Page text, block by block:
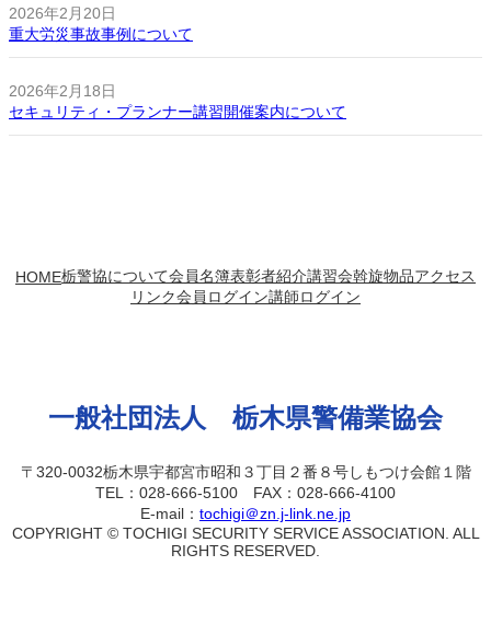
2026年2月20日
重大労災事故事例について
2026年2月18日
セキュリティ・プランナー講習開催案内について
HOME栃警協について会員名簿表彰者紹介講習会斡旋物品アクセス
リンク会員ログイン講師ログイン
一般社団法人 栃木県警備業協会
〒320-0032栃木県宇都宮市昭和３丁目２番８号しもつけ会館１階
TEL：028-666-5100 FAX：028-666-4100
E-mail： tochigi＠zn.j-link.ne.jp
COPYRIGHT © TOCHIGI SECURITY SERVICE ASSOCIATION. ALL
RIGHTS RESERVED.